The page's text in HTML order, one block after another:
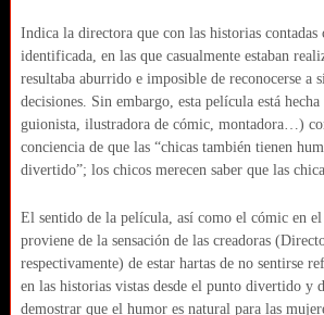
Indica la directora que con las historias contadas
identificada, en las que casualmente estaban
resultaba aburrido e imposible de reconocerse a
decisiones. Sin embargo, esta película está
guionista, ilustradora de cómic, montadora…)
conciencia de que las “chicas también tienen
divertido”; los chicos merecen saber que las
El sentido de la película, así como el cómic en el
proviene de la sensación de las creadoras
respectivamente) de estar hartas de no sentirse
en las historias vistas desde el punto divertido y
demostrar que el humor es natural para las